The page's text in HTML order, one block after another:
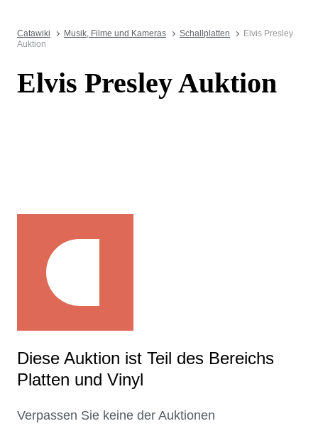
Catawiki Musik, Filme und Kameras Schallplatten
Elvis Presley
Auktion
Elvis Presley Auktion
Diese Auktion ist Teil des Bereichs
Platten und Vinyl
Verpassen Sie keine der Auktionen